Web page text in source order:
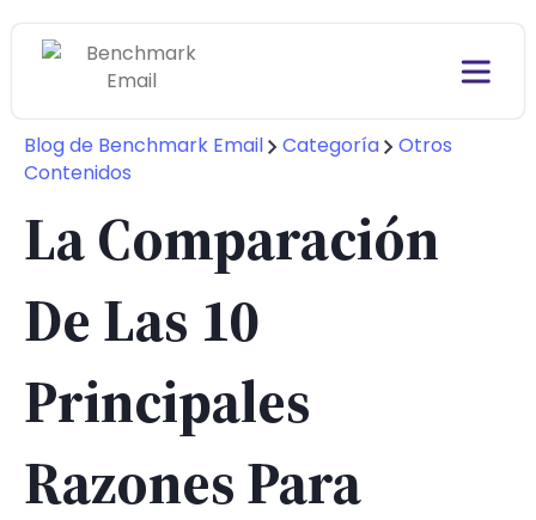
Blog de Benchmark Email Categoría
Otros
Contenidos
La Comparación
De Las 10
Principales
Razones Para